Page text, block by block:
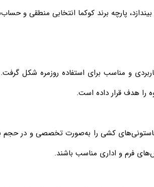
بیندازد، پارچه برند کوکما انتخابی منطقی و
و مناسب برای استفاده روزمره شکل
را هدف قرار داده است.
فرم و اداری مناسب باشند.